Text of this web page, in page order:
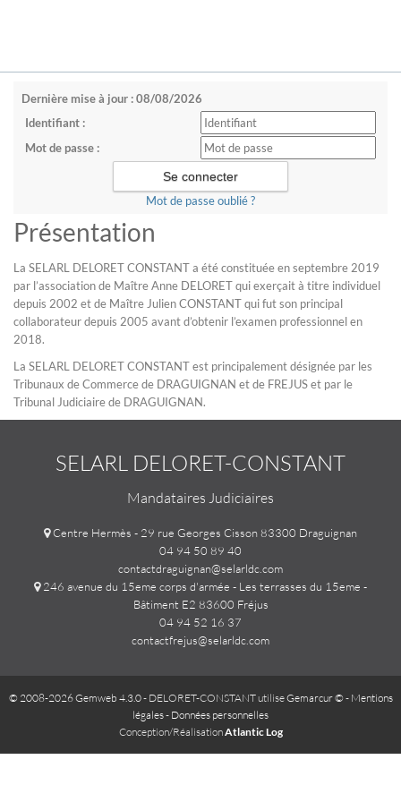
Dernière mise à jour : 08/08/2026
Identifiant :
Mot de passe :
Mot de passe oublié ?
Présentation
La SELARL DELORET CONSTANT a été constituée en septembre 2019
par l’association de Maître Anne DELORET qui exerçait à titre individuel
depuis 2002 et de Maître Julien CONSTANT qui fut son principal
collaborateur depuis 2005 avant d’obtenir l’examen professionnel en
2018.
La SELARL DELORET CONSTANT est principalement désignée par les
Tribunaux de Commerce de DRAGUIGNAN et de FREJUS et par le
Tribunal Judiciaire de DRAGUIGNAN.
SELARL DELORET-CONSTANT
Mandataires Judiciaires
Centre Hermès - 29 rue Georges Cisson 83300 Draguignan
04 94 50 89 40
contactdraguignan@selarldc.com
246 avenue du 15eme corps d'armée - Les terrasses du 15eme -
Bâtiment E2 83600 Fréjus
04 94 52 16 37
contactfrejus@selarldc.com
© 2008-2026 Gemweb 4.3.0- DELORET-CONSTANT utiliseGemarcur © - Mentions
légales- Données personnelles
Conception/RéalisationAtlantic Log